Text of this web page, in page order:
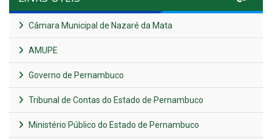
Câmara Municipal de Nazaré da Mata
AMUPE
Governo de Pernambuco
Tribunal de Contas do Estado de Pernambuco
Ministério Público do Estado de Pernambuco